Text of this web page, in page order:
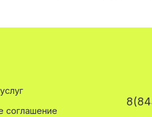
соглашение